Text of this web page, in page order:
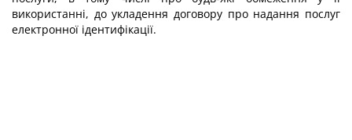
використанні, до укладення договору про надання послуг
електронної ідентифікації.